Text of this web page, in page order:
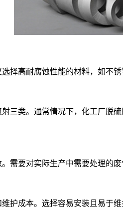
择高耐腐蚀性能的材料，如不
三类。通常情况下，化工厂脱
需要对实际生产中需要处理的
护成本。选择容易安装且易于